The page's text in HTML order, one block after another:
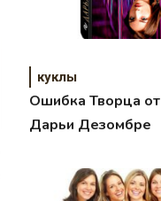
куклы
Ошибка Творца от
Дарьи Дезомбре